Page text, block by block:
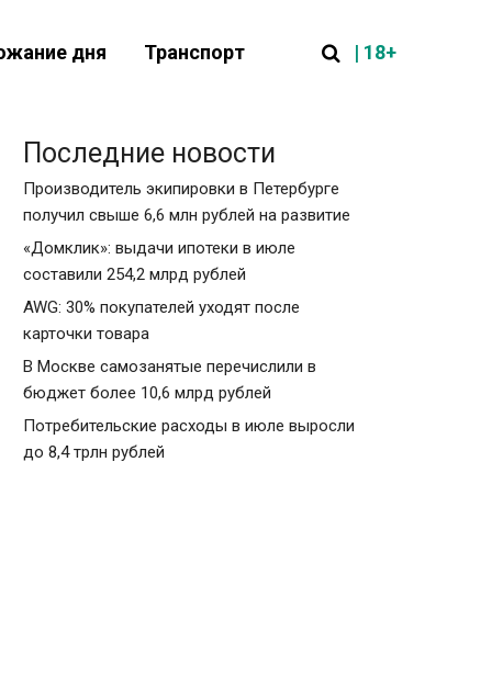
дня Транспорт | 18+
Последние новости
Производитель экипировки в Петербурге
получил свыше 6,6 млн рублей на развитие
«Домклик»: выдачи ипотеки в июле
составили 254,2 млрд рублей
AWG: 30% покупателей уходят после
карточки товара
В Москве самозанятые перечислили в
бюджет более 10,6 млрд рублей
Потребительские расходы в июле выросли
до 8,4 трлн рублей